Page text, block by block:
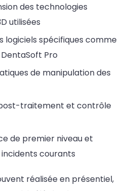
des technologies
utilisées
logiciels spécifiques comme
Pro
de manipulation des
traitement et contrôle
de premier niveau et
courants
réalisée en présentiel,